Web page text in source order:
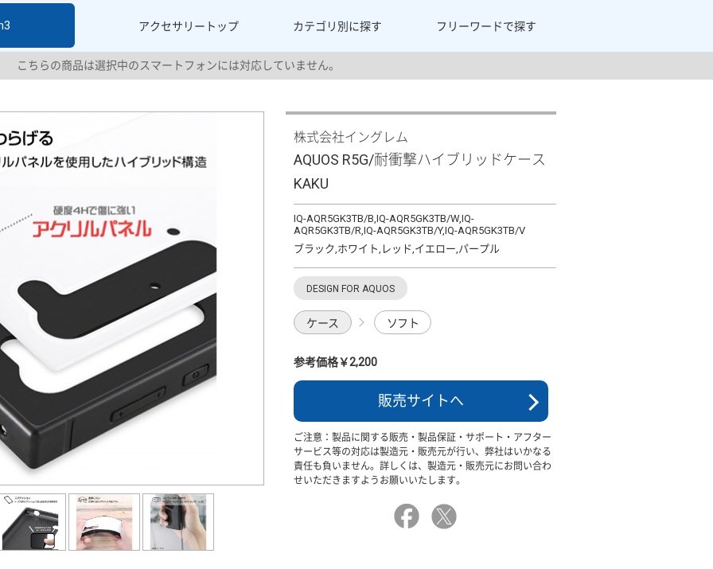
アクセサリー トップ カテゴリ別に探す フリーワードで探す
こちらの商品は選択中のスマートフォンには対応していません。
株式会社イングレム
AQUOS R5G/耐衝撃ハイブリッドケース
KAKU
IQ-AQR5GK3TB/B,IQ-AQR5GK3TB/W,IQ-
AQR5GK3TB/R,IQ-AQR5GK3TB/Y,IQ-AQR5GK3TB/V
ブラック,ホワイト,レッド,イエロー,パープル
DESIGN FOR AQUOS
ケース ソフト
参考価格￥2,200
販売サイトへ
ご注意：製品に関する販売・製品保証・サポート・アフター
サービス等の対応は製造元・販売元が行い、弊社はいかなる
責任も負いません。詳しくは、製造元・販売元にお問い合わ
せいただきますようお願いいたします。